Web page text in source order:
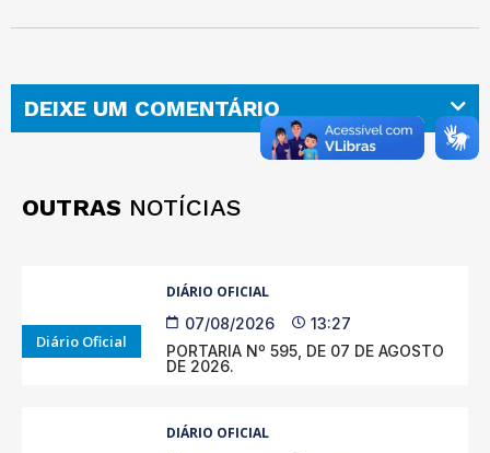
DEIXE UM COMENTÁRIO
OUTRAS NOTÍCIAS
Diário Oficial
DIÁRIO OFICIAL
07/08/2026
13:27
PORTARIA Nº 595, DE 07 DE AGOSTO
DE 2026.
DIÁRIO OFICIAL